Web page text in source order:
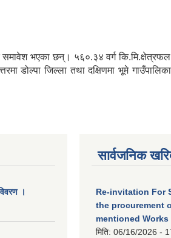
समावेश भएका छन्। ५६०.३४ वर्ग
डोल्पा जिल्ला तथा दक्षिणमा भूमे
।
सार्वजनिक
Re-invitation For
the procurement
mentioned Works
मिति: 06/16/2026 -